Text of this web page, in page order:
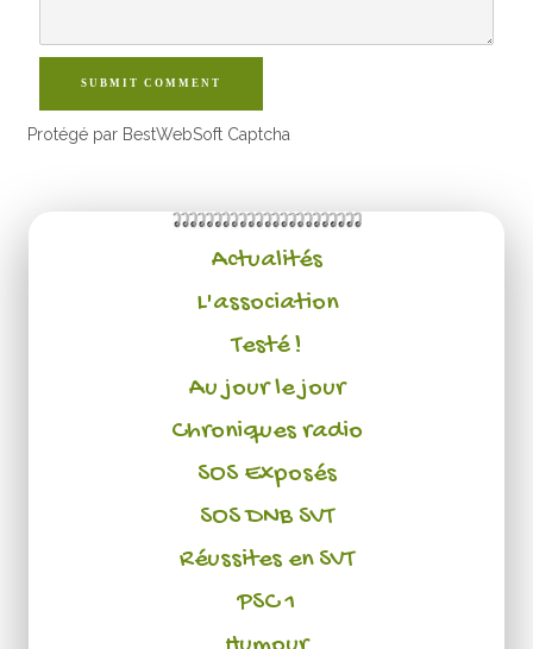
SUBMIT COMMENT
Protégé par BestWebSoft Captcha
Actualités
L'association
Testé !
Au jour le jour
Chroniques radio
SOS Exposés
SOS DNB SVT
Réussites en SVT
PSC 1